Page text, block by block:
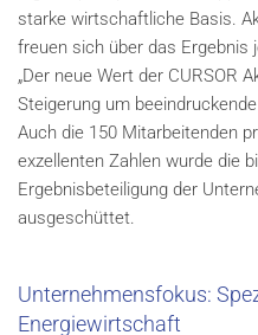
starke wirtschaftliche Basis.
freuen sich über das Ergebnis
„Der neue Wert der CURSOR
Steigerung um
Auch die 150 Mitarbeitenden
exzellenten Zahlen wurde die
Ergebnisbeteiligung der
ausgeschüttet.
Unternehmensfokus:
Energiewirtschaft